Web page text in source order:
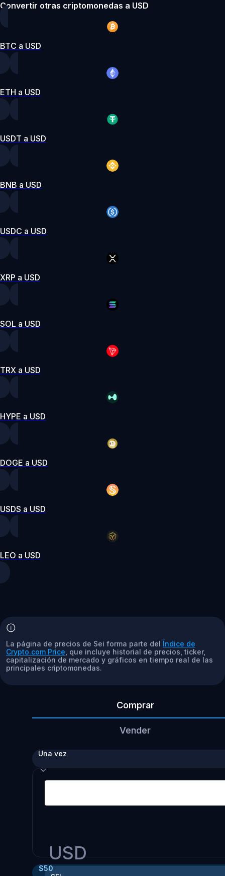
Convertir otras criptomonedas a USD
BTC a USD
ETH a USD
USDT a USD
BNB a USD
USDC a USD
XRP a USD
SOL a USD
TRX a USD
HYPE a USD
DOGE a USD
USDS a USD
LEO a USD
La página de precios de Sei forma parte del Índice de
Crypto.com Price , que incluye historial de precios, ticker,
capitalización de mercado y gráficos en tiempo real de las
principales criptomonedas.
Comprar
Vender
Una vez
USD
$50